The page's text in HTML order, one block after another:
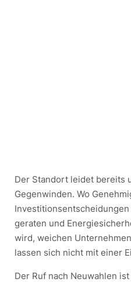
Der Standort leidet bereits
Gegenwinden. Wo
geraten und
wird, weichen
lassen sich nicht mit einer
Der Ruf nach Neuwahlen